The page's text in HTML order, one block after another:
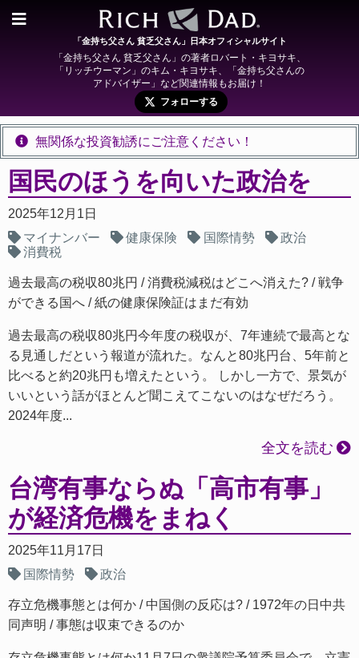
「金持ち父さん 貧乏父さん」日本オフィシャルサイト
「金持ち父さん 貧乏父さん」の著者ロバート・キヨサキ、
「リッチウーマン」のキム・キヨサキ、「金持ち父さんの
アドバイザー」など関連情報もお届け！
フォローする
無関係な投資勧誘にご注意ください！
国民のほうを向いた政治を
2025年12月1日
マイナンバー
健康保険 国際情勢
政治
消費税
過去最高の税収80兆円 消費税減税はどこへ消えた?
戦争
ができる国へ
紙の健康保険証はまだ有効
過去最高の税収80兆円今年度の税収が、7年連続で最高とな
る見通しだという報道が流れた。なんと80兆円台、5年前と
比べると約20兆円も増えたという。 しかし一方で、景気が
いいという話がほとんど聞こえてこないのはなぜだろう。
2024年度...
全文を読む
台湾有事ならぬ「高市有事」
が経済危機をまねく
2025年11月17日
国際情勢
政治
存立危機事態とは何か 中国側の反応は?
1972年の日中共
同声明
事態は収束できるのか